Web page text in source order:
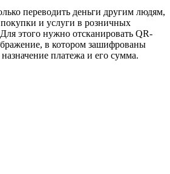
переводить деньги другим людям,
покупки и услуги в розничных
этого нужно отсканировать QR-
в котором зашифрованы
платежа и его сумма.